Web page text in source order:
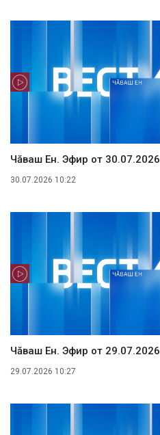
Чăваш Ен. Эфир от 30.07.2026
30.07.2026 10:22
Чăваш Ен. Эфир от 29.07.2026
29.07.2026 10:27